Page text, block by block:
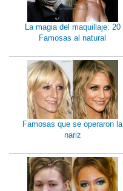
La magia del maquillaje: 20
Famosas al natural
Famosas que se operaron la
nariz